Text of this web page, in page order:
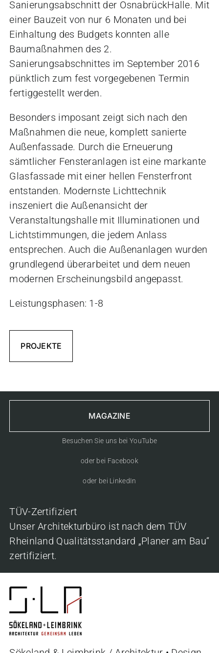
Sanierungsabschnitt der OsnabrückHalle. Mit
einer Bauzeit von nur 6 Monaten und bei
Einhaltung des Budgets konnten alle
Baumaßnahmen des 2.
Sanierungsabschnittes im September 2016
pünktlich zum fest vorgegebenen Termin
fertiggestellt werden.
Besonders imposant zeigt sich nach den
Maßnahmen die neue, komplett sanierte
Außenfassade. Durch die Erneuerung
sämtlicher Fensteranlagen ist eine markante
Glasfassade mit einer hellen Fensterfront
entstanden. Modernste Lichttechnik
inszeniert die Außenansicht der
Veranstaltungshalle mit Illuminationen und
Lichtstimmungen, die jedem Anlass
entsprechen. Auch die Außenanlagen wurden
grundlegend überarbeitet und dem neuen
modernen Erscheinungsbild angepasst.
Leistungsphasen: 1-8
PROJEKTE
MAGAZINE
Besuchen Sie uns bei YouTube
oder bei Facebook
oder bei LinkedIn
TÜV-Zertifiziert
Unser Architekturbüro ist nach dem TÜV
Rheinland Qualitätsstandard „Planer am Bau“
zertifiziert.